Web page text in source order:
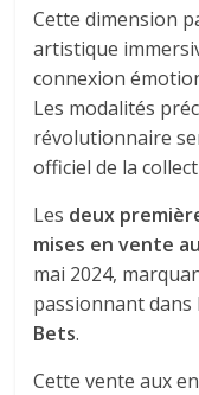
Cette dimension
artistique
connexion
Les modalités
révolutionnaire
officiel de la
Les deux
mises en vente
mai 2024,
passionnant dans
Bets.
Cette vente aux